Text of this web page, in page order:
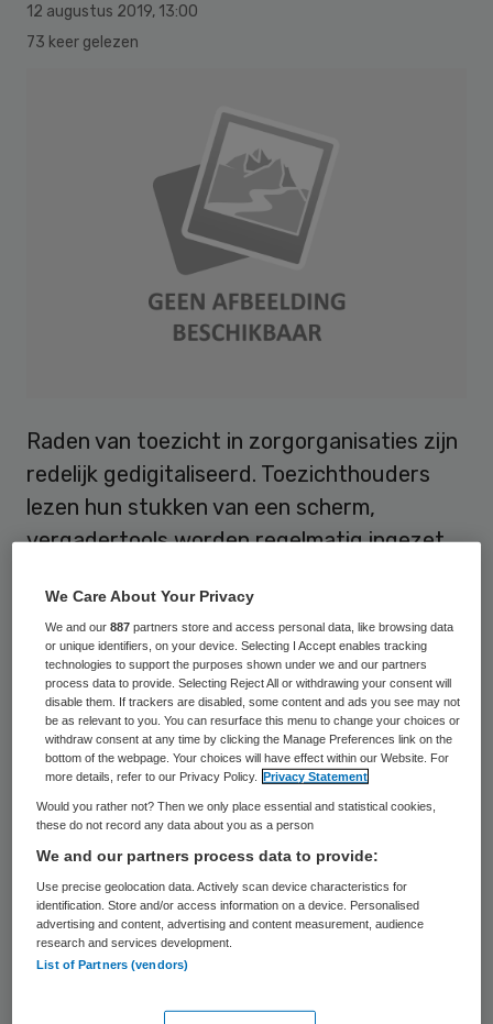
12 augustus 2019, 13:00
73 keer gelezen
Raden van toezicht in zorgorganisaties zijn
redelijk gedigitaliseerd. Toezichthouders
lezen hun stukken van een scherm,
vergadertools worden regelmatig ingezet
communicatiemiddel. Raden van toezicht
gebruiken deze instrumenten echter
minder vaak om ook zichtbaarder te zijn
binnen de rest van de organisatie. Dat
terwijl digitale middelen juist de schutting
tussen de rvt en de zorgorganisatie kunnen
verlagen.
Dit blijkt uit een enquête van de Nederlande
Vereniging van Toezichthouders in Zorg en
Welzijn (NVTZ). In de enquête werd onder
andere gevraagd naar de mate waarin
We Care About Your Privacy
We and our887 partners store and access personal data, like browsing data
or unique identifiers, on your device. Selecting I Accept enables tracking
technologies to support the purposes shown under we and our partners
process data to provide. Selecting Reject All or withdrawing your consent will
disable them. If trackers are disabled, some content and ads you see may not
be as relevant to you. You can resurface this menu to change your choices or
withdraw consent at any time by clicking the Manage Preferences link on the
bottom of the webpage. Your choices will have effect within our Website. For
more details, refer to our Privacy Policy.
Privacy Statement
Would you rather not? Then we only place essential and statistical cookies,
these do not record any data about you as a person
We and our partners process data to provide:
Use precise geolocation data. Actively scan device characteristics for
identification. Store and/or access information on a device. Personalised
advertising and content, advertising and content measurement, audience
research and services development.
List of Partners (vendors)